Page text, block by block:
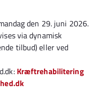
den 29. juni 2026.
via dynamisk
tilbud) eller ved
Kræftrehabilitering